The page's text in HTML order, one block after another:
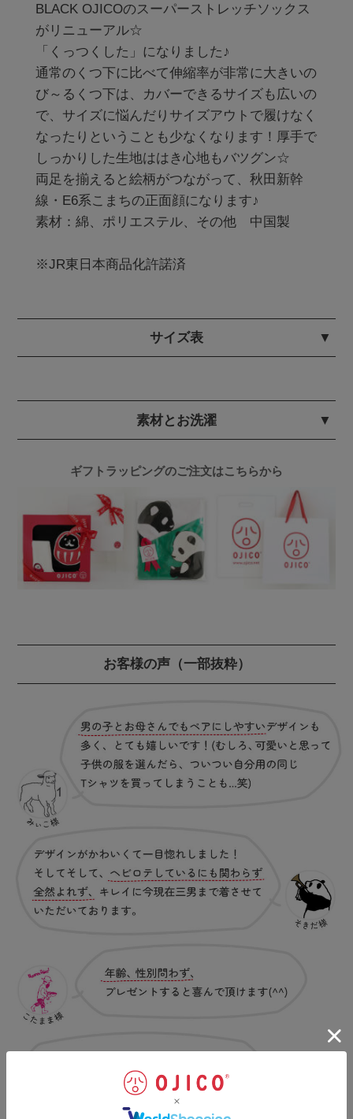
BLACK OJICOのスーパーストレッチソックス
がリニューアル☆
「くっつくした」になりました♪
通常のくつ下に比べて伸縮率が非常に大きいの
び～るくつ下は、カバーできるサイズも広いの
で、サイズに悩んだりサイズアウトで履けなく
なったりということも少なくなります！厚手で
しっかりした生地ははき心地もバツグン☆
両足を揃えると絵柄がつながって、秋田新幹
線・E6系こまちの正面顔になります♪
素材：綿、ポリエステル、その他　中国製
※JR東日本商品化許諾済
サイズ表
素材とお洗濯
ギフトラッピングのご注文はこちらから
お客様の声（一部抜粋）